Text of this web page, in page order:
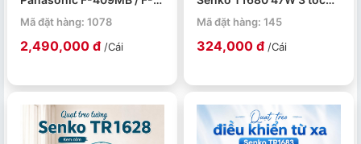
409MG 51W đường kính
40cm có remote
Mã đặt hàng: 1078
2,490,000 đ /Cái
độ gió
Mã đặt hàng: 145
324,000 đ /Cái